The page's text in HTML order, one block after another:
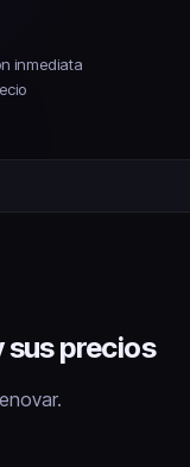
inmediata
sus precios